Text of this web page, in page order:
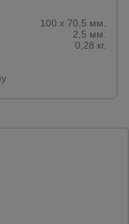
100 х 70,5 мм.
2,5 мм.
0,28 кг.